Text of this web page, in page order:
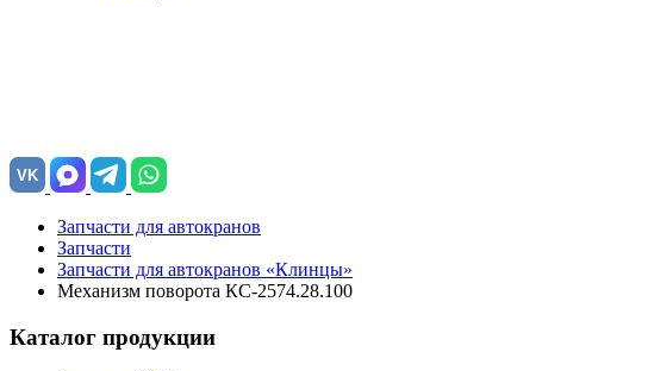
VK
Запчасти для автокранов
Запчасти
Запчасти для автокранов «Клинцы»
Механизм поворота КС-2574.28.100
Каталог продукции